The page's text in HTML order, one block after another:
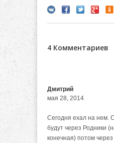
4 Комментариев
Дмитрий
мая 28, 2014
Сегодня ехал на нем.
будут через Родники
конечная) потом